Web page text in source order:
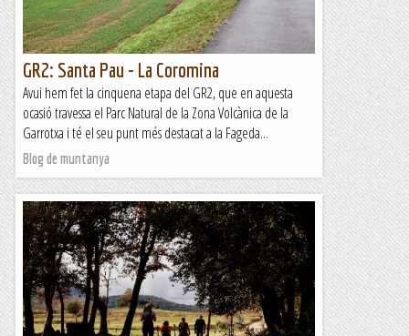
GR2: Santa Pau - La Coromina
Avui hem fet la cinquena etapa del GR2, que en aquesta
ocasió travessa el Parc Natural de la Zona Volcànica de la
Garrotxa i té el seu punt més destacat a la Fageda...
Blog de muntanya